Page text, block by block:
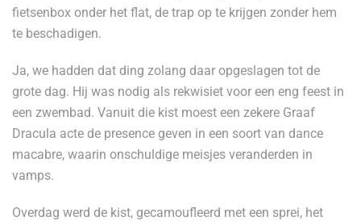
fietsenbox onder het flat, de trap op te krijgen zonder hem
te beschadigen.
Ja, we hadden dat ding zolang daar opgeslagen tot de
grote dag. Hij was nodig als rekwisiet voor een eng feest in
een zwembad. Vanuit die kist moest een zekere Graaf
Dracula acte de presence geven in een soort van dance
macabre, waarin onschuldige meisjes veranderden in
vamps.
Overdag werd de kist, gecamoufleerd met een sprei, het